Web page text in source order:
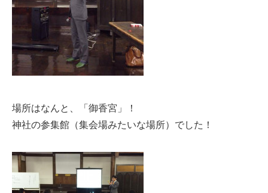
場所はなんと、「御香宮」！
神社の参集館（集会場みたいな場所）でした！